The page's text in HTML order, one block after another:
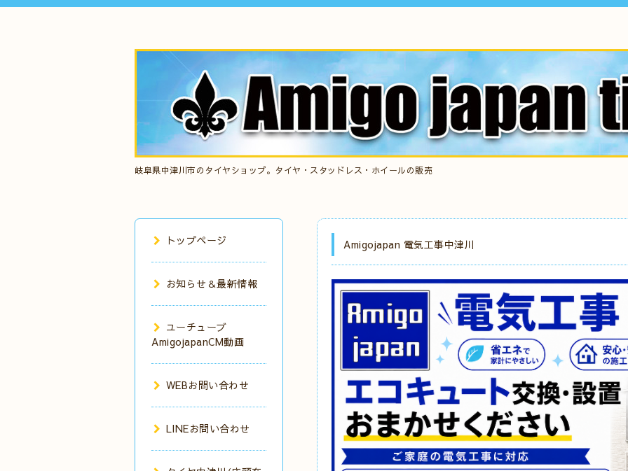
岐阜県中津川市のタイヤショップ。タイヤ・スタッドレス・ホイールの販売
Amigojapan 電気工事中津川
トップページ
お知らせ＆最新情報
ユーチューブ
AmigojapanCM動画
WEBお問い合わせ
LINEお問い合わせ